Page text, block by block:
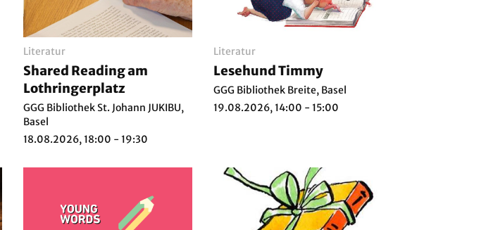
Literatur
Shared Reading am
Lothringerplatz
GGG Bibliothek St. Johann JUKIBU,
Basel
18.08.2026, 18:00 - 19:30
Literatur
Lesehund Timmy
GGG Bibliothek Breite, Basel
19.08.2026, 14:00 - 15:00